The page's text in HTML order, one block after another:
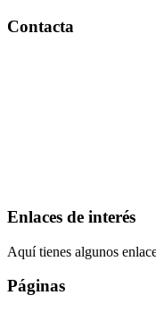
Contacta
Enlaces de interés
Aquí tienes algunos
Páginas